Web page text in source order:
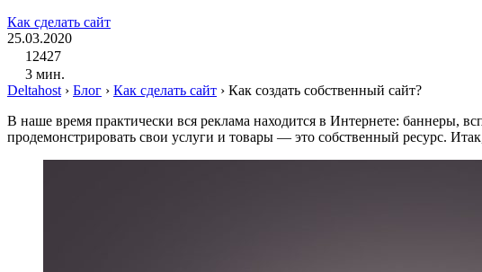
Как сделать сайт
25.03.2020
12427
3 мин.
Deltahost› Блог › Как сделать сайт › Как создать собственный сайт?
В наше время практически вся реклама находится в Интернете: баннеры,
продемонстрировать свои услуги и товары — это собственный ресурс.